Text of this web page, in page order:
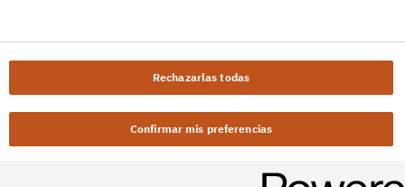
Rechazarlas todas
Confirmar mis preferencias